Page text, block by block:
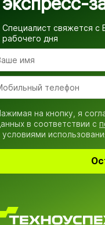
Специалист свяжется
рабочего дня
на кнопку, я
в соответствии с
условиями